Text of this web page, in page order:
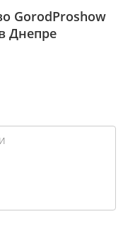
GorodProshow
Днепре